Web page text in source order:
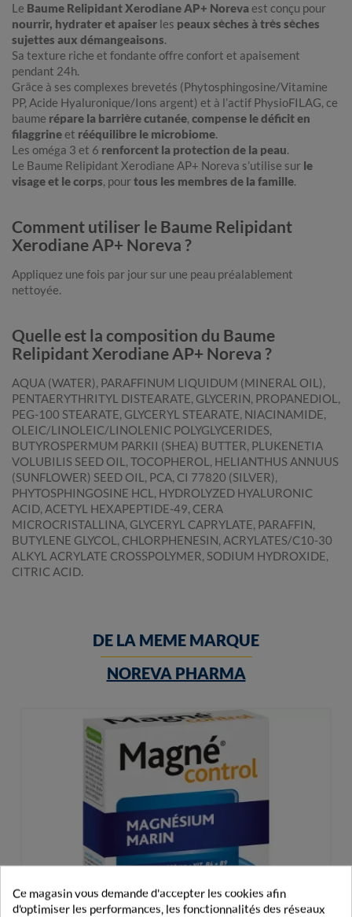
Le Baume Relipidant Xerodiane AP+ Noreva est conçu pour
nourrir, hydrater et apaiser les peaux sèches à très sèches
sujettes aux démangeaisons.
Sa texture riche et fondante offre confort et apaisement
pendant 24h.
Grâce à ses complexes brevetés (Phytosphingosine/Vitamine
PP, Acide Hyaluronique/Ions argent) et à l’actif PhysioFILAG, ce
baume répare la barrière cutanée, compense le déficit en
filaggrineet rééquilibre le microbiome.
Les oméga 3 et 6 renforcent la protection de la peau.
Le Baume Relipidant Xerodiane AP+ Noreva s’utilise sur le
visage et le corps, pourtous les membres de la famille.
Comment utiliser le Baume Relipidant
Xerodiane AP+ Noreva ?
Appliquez une fois par jour sur une peau préalablement
nettoyée.
Quelle est la composition du Baume
Relipidant Xerodiane AP+ Noreva ?
AQUA (WATER), PARAFFINUM LIQUIDUM (MINERAL OIL),
PENTAERYTHRITYL DISTEARATE, GLYCERIN, PROPANEDIOL,
PEG-100 STEARATE, GLYCERYL STEARATE, NIACINAMIDE,
OLEIC/LINOLEIC/LINOLENIC POLYGLYCERIDES,
BUTYROSPERMUM PARKII (SHEA) BUTTER, PLUKENETIA
VOLUBILIS SEED OIL, TOCOPHEROL, HELIANTHUS ANNUUS
(SUNFLOWER) SEED OIL, PCA, CI 77820 (SILVER),
PHYTOSPHINGOSINE HCL, HYDROLYZED HYALURONIC
ACID, ACETYL HEXAPEPTIDE-49, CERA
MICROCRISTALLINA, GLYCERYL CAPRYLATE, PARAFFIN,
BUTYLENE GLYCOL, CHLORPHENESIN, ACRYLATES/C10-30
ALKYL ACRYLATE CROSSPOLYMER, SODIUM HYDROXIDE,
CITRIC ACID.
DE LA MEME MARQUE
NOREVA PHARMA
Ce magasin vous demande d'accepter les cookies afin
d'optimiser les performances, les fonctionnalités des réseaux